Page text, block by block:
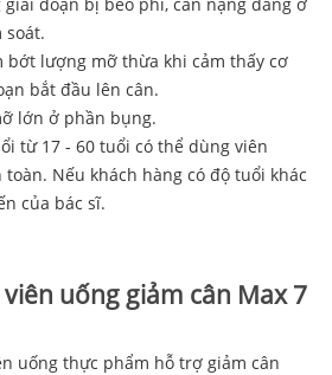
soát.
bớt lượng mỡ thừa khi cảm thấy cơ
bắt đầu lên cân.
lớn ở phần bụng.
từ 17 - 60 tuổi có thể dùng viên
toàn. Nếu khách hàng có độ tuổi khác
của bác sĩ.
uống giảm cân Max 7
uống thực phẩm hỗ trợ giảm cân